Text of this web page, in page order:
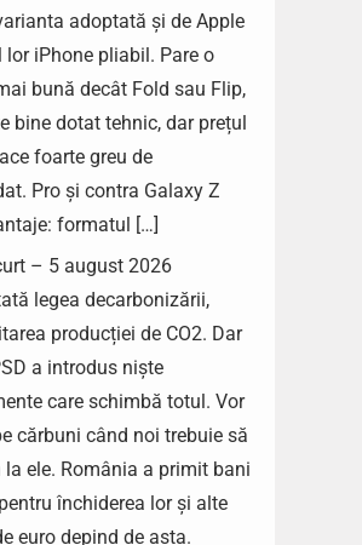
adoptată și de Apple
lor iPhone pliabil. Pare o
bună decât Fold sau Flip,
bine dotat tehnic, dar prețul
foarte greu de
Pro și contra Galaxy Z
formatul […]
– 5 august 2026
legea decarbonizării,
producției de CO2. Dar
a introdus niște
care schimbă totul. Vor
cărbuni când noi trebuie să
la ele. România a primit bani
închiderea lor și alte
euro depind de asta.